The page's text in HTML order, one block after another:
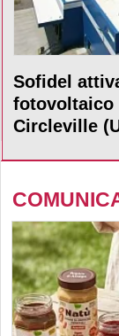
Sofidel
fotovoltaico
Circleville